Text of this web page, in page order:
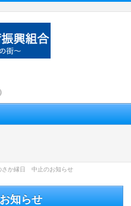
さか縁日 中止のお知らせ
知らせ